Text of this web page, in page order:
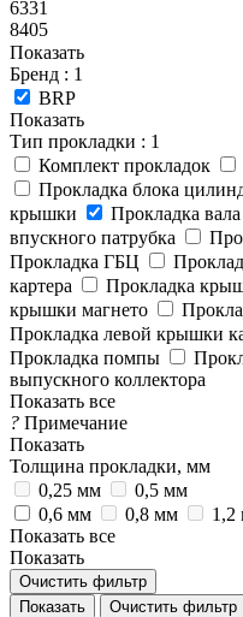
6331
8405
Показать
Бренд : 1
BRP
Показать
Тип прокладки : 1
Комплект прокладок
Прокладка блока
крышки
Прокладка
впускного патрубка
Прокладка ГБЦ
картера
Прокладка
крышки магнето
Прокладка левой крышки
Прокладка помпы
выпускного коллектора
Показать все
? Примечание
Показать
Толщина прокладки, мм
0,25 мм
0,5 мм
0,6 мм
0,8 мм
1,2
Показать все
Показать
Очистить фильтр
Очистить фильтр